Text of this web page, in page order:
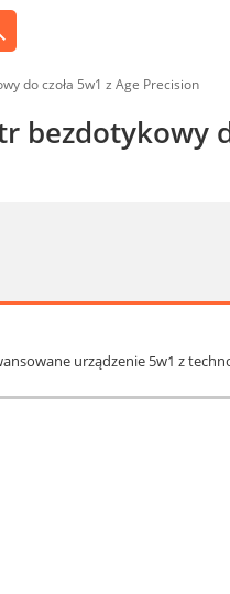
do czoła 5w1 z Age Precision
bezdotykowy
urządzenie 5w1 z